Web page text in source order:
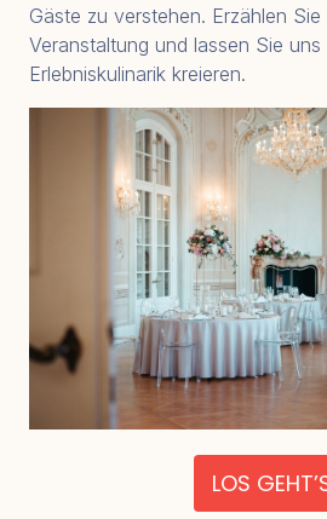
Gäste zu verstehen. Erzählen
Veranstaltung und lassen Sie uns
Erlebniskulinarik kreieren.
LOS